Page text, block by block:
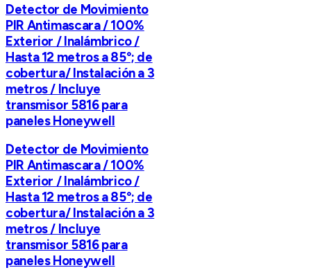
Detector de Movimiento
PIR Antimascara / 100%
Exterior / Inalámbrico /
Hasta 12 metros a 85°; de
cobertura/ Instalación a 3
metros / Incluye
transmisor 5816 para
paneles Honeywell
Detector de Movimiento
PIR Antimascara / 100%
Exterior / Inalámbrico /
Hasta 12 metros a 85°; de
cobertura/ Instalación a 3
metros / Incluye
transmisor 5816 para
paneles Honeywell